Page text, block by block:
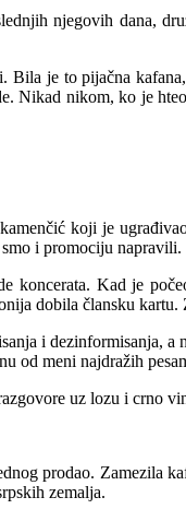
njegovih dana,
je to pijačna
Nikad nikom, ko je
koji je
i promociju napravili.
Kad je
dobila člansku kartu.
i dezinformisanja,
od meni najdražih
uz lozu i crno
prodao. Zamezila
zemalja.